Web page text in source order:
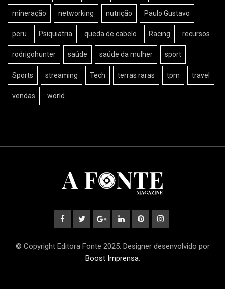
mineração networking nutrição Paulo Gustavo
peru Psiquiatria queda de cabelo Racing recursos
rodrigohunter saúde saúde da mulher sport
Sports streaming Tech terras raras tpm travel
vendas world
© Copyright Editora Fonte 2025. Designer desenvolvido por
Boost Imprensa.